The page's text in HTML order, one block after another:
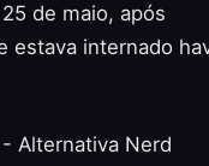
de maio, após
estava internado